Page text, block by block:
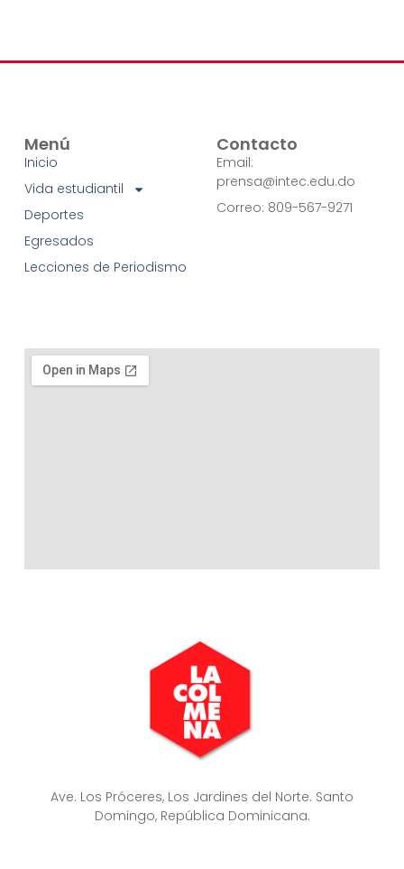
Ave. Los Próceres, Los Jardines del Norte. Santo
Domingo, República Dominicana.
Menú
Inicio
Vida estudiantil
Deportes
Egresados
Lecciones de Periodismo
Contacto
Email:
prensa@intec.edu.do
Correo: 809-567-9271